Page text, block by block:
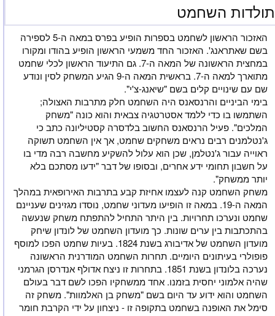
תולדות השחמט
האזכור הראשון לשחמט בספרות הופיע בפרס במאה ה-5 לספירה
בשם שאתראנג'. האזכור החד משמעי הראשון הופיע בהודו ומקורו
במחצית הראשונה של המאה ה-7. גם התיעוד הראשון לכלי שחמט
מתוארך למאה ה-7. בראשית המאה ה-9 הגיע המשחק לסין ונודע
שם עם שינויים קלים בשם "שיאנג-צ'י".
בימי הביניים והרנסאנס היה השחמט חלק מתרבות האצולה;
השתמשו בו כדי ללמד אסטרטגיה צבאית והוא כונה "משחק
המלכים". פעיל הרנסאנס החשוב בלדסרה קסטיליונה כתב כי
ג'נטלמנים רבים נראים משחקים שחמט, אך אין השחמט תשוקה
ראוייה עבור ג'נטלמן, שכן הוא עלול להשקיע מחשבה רבה מדי בו
על חשבון תחומי ידע אחרים, ובסופו של דבר "ידעו מסתכם בלא
יותר ממשחק".
משחק השחמט קנה לעצמו אחיזת קבע בתרבות האירופאית במהלך
המאה ה-19. במאה זו הופיעו מעדוני שחמט, נוסדו מגזינים שעניינם
שחמט ונערכו תחרויות. בין היתר התחיל להתפתח משחק שנעשה
בהתכתבות בין ערים שונות. כך מועדון השחמט של לונדון שיחק
מועדון השחמט של אדיבורג בשנת 1824. בעיות שחמט הפכו למוסף
פופולרי בעיתונים היומיים. תחרות השחמט המודרנית הראשונה
נערכה בלונדון בשנת 1851. בתחרות זו ניצח אדולף אנדרסן הגרמני
שהיה אלמוני יחסית בזמנו. אחד ממשחקיו הפכו לשם דבר בעולם
השחמט והוא ידוע עד היום בשם "משחק בן האלמוות". משחק זה
סימל את האופנה בשחמט בתקופה זו - ניצחון על ידי הקרבת חומר